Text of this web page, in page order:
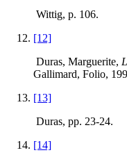
Wittig, p. 106.
[12]
Duras, Marguerite,
Gallimard, Folio,
[13]
Duras, pp. 23-24.
[14]